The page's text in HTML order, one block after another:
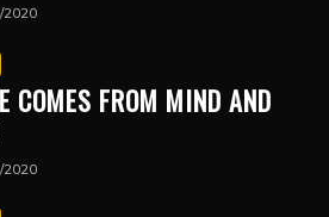
2020
COMES FROM MIND AND
2020